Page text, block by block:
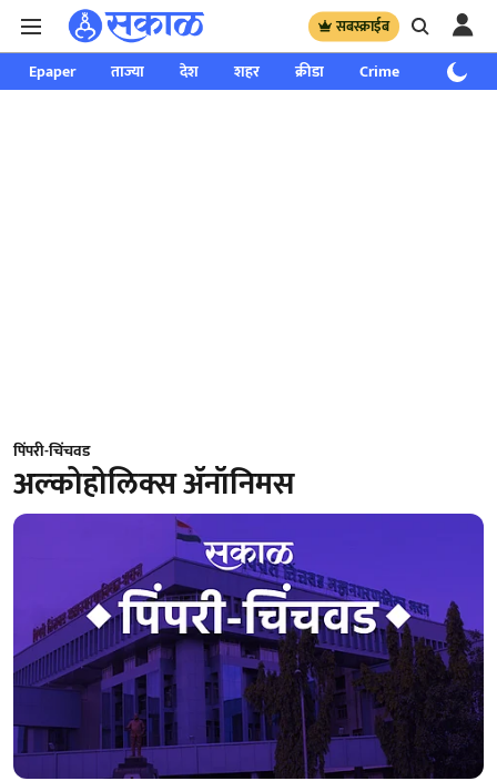
सबस्क्राईब
Epaper ताज्या देश शहर क्रीडा Crime साप्ताहिक
पिंपरी-चिंचवड
अल्‍कोहोलिक्स ॲनॉनिमस